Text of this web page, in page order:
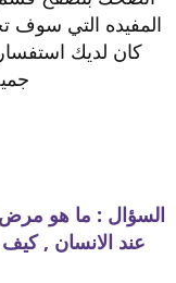
المفيده التي سوف
كان لديك
السؤال : ما هو
عند الانسان ,